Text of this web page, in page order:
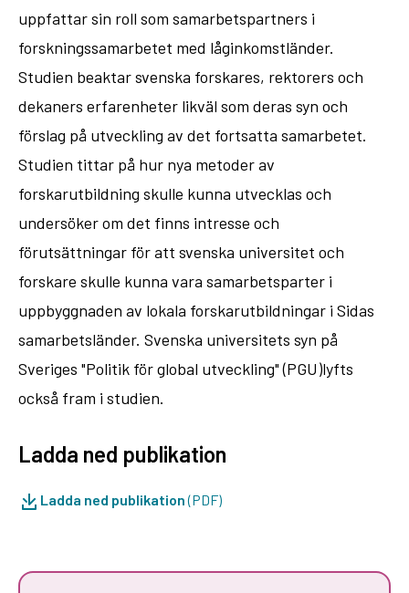
uppfattar sin roll som samarbetspartners i
forskningssamarbetet med låginkomstländer.
Studien beaktar svenska forskares, rektorers och
dekaners erfarenheter likväl som deras syn och
förslag på utveckling av det fortsatta samarbetet.
Studien tittar på hur nya metoder av
forskarutbildning skulle kunna utvecklas och
undersöker om det finns intresse och
förutsättningar för att svenska universitet och
forskare skulle kunna vara samarbetsparter i
uppbyggnaden av lokala forskarutbildningar i Sidas
samarbetsländer. Svenska universitets syn på
Sveriges "Politik för global utveckling" (PGU)lyfts
också fram i studien.
Ladda ned publikation
Ladda ned publikation(PDF)